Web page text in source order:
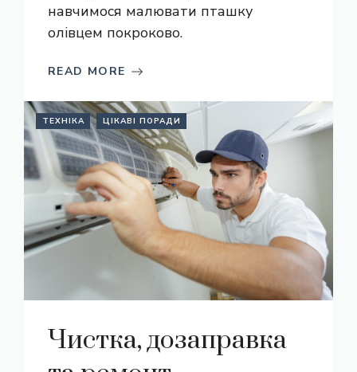
навчимося малювати пташку
олівцем покроково.
READ MORE
ТЕХНІКА ЦІКАВІ ПОРАДИ
Чистка, дозаправка